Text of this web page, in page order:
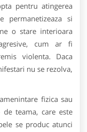
pentru atingerea
permanetizeaza si
o stare interioara
cum ar fi
violenta. Daca
nu se rezolva,
fizica sau
de teama, care este
se produc atunci